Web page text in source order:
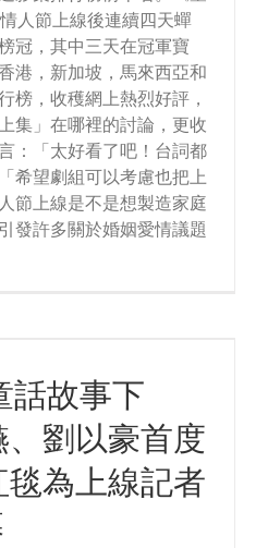
人節上線後連續四天蟬
冠，其中三天在冠軍寶
港，新加坡，馬來西亞和
榜，收穫網上熱烈好評，
集」在哪裡的討論，更收
：「太好看了吧！台詞都
希望劇組可以考慮也把上
節上線是不是想製造家庭
發許多關於婚姻愛情議題
故事下
劉以豪首度
為上線記者